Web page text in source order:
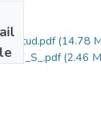
(14.78
(2.46